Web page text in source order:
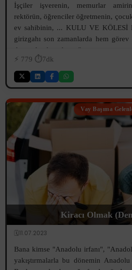
İşçiler işverenin, memurlar
rektörün, öğrenciler öğretmenin,
ev sahibinin, ... KULU VE KÖLESİ
girizgahı son zamanlarda hem görev
de etrafımda onlarca "...
⚡️ 779 ⏱️7dk
Vay Başıma
Kiracı Olmak
🗓️11.07.2023
Bana kimse "Anadolu irfanı",
yakıştırmalarla bu dönemin Anadolu